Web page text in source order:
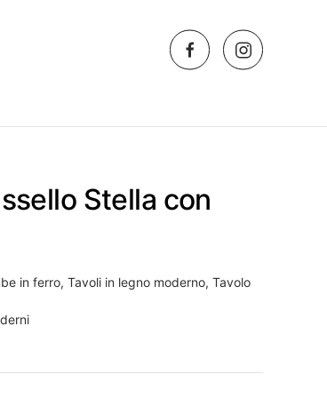
Stella con
in ferro, Tavoli in legno moderno, Tavolo